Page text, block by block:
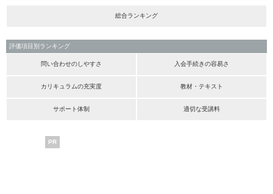
総合ランキング
評価項目別ランキング
問い合わせのしやすさ 入会手続きの容易さ
カリキュラムの充実度 教材・テキスト
サポート体制 適切な受講料
PR